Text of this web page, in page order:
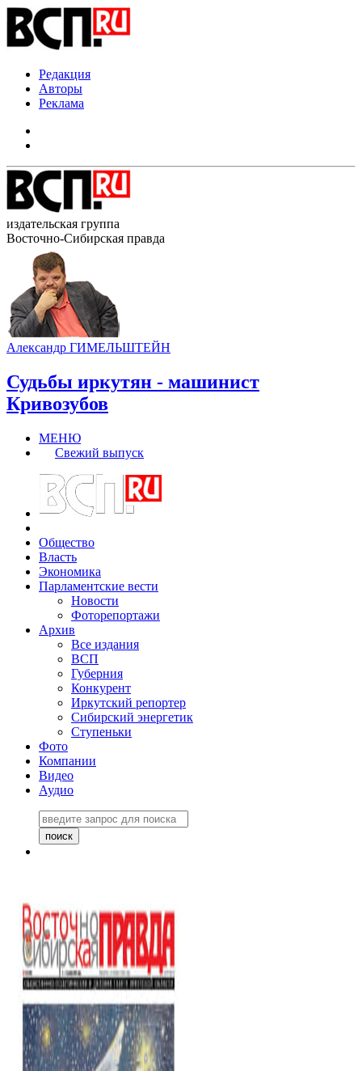
Редакция
Авторы
Реклама
издательская группа
Восточно-Сибирская правда
Александр ГИМЕЛЬШТЕЙН
Судьбы иркутян - машинист
Кривозубов
МЕНЮ
Свежий выпуск
Общество
Власть
Экономика
Парламентские вести
Новости
Фоторепортажи
Архив
Все издания
ВСП
Губерния
Конкурент
Иркутский репортер
Сибирский энергетик
Ступеньки
Фото
Компании
Видео
Аудио